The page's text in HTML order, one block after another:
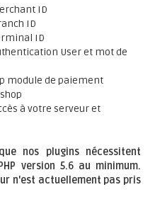
ID
ID
ID
User et mot de
module de paiement
à votre serveur et
nos plugins nécessitent
version 5.6 au minimum.
n'est actuellement pas pris